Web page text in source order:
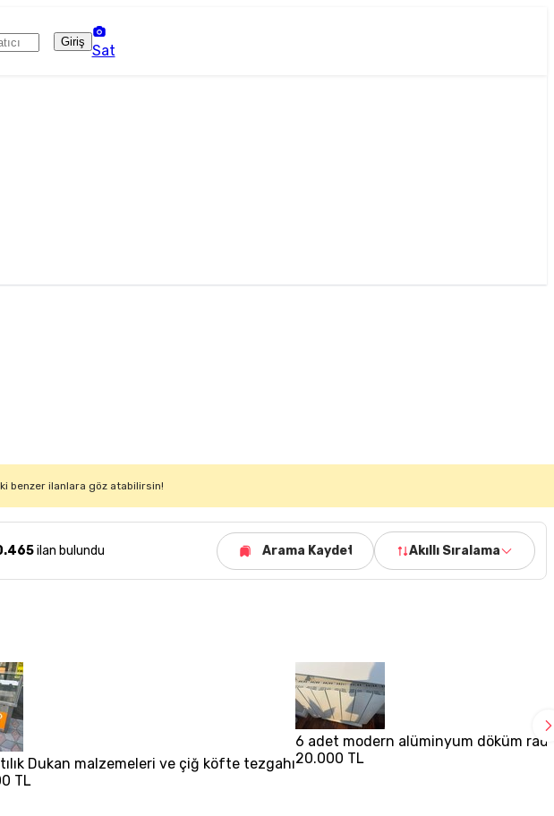
Giriş
Sat
benzer ilanlara göz atabilirsin!
ilan bulundu Arama Kaydet Akıllı Sıralama
Dukan malzemeleri ve çiğ köfte tezgahı
TL
6 adet modern alüminyum döküm
20.000 TL